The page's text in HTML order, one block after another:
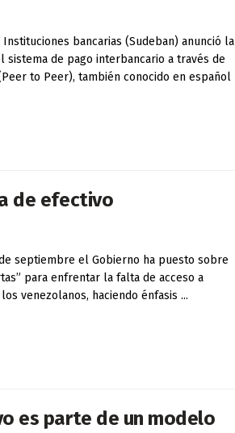
bancarias (Sudeban) anunció la
sistema de pago interbancario a través de
to Peer), también conocido en español
de efectivo
septiembre el Gobierno ha puesto sobre
para enfrentar la falta de acceso a
venezolanos, haciendo énfasis ...
es parte de un modelo